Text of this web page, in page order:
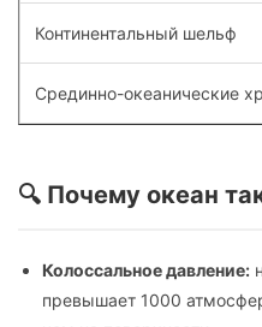
Континентальный шельф
Срединно-океанические
🔍 Почему океан
Колоссальное давление:
превышает 1000